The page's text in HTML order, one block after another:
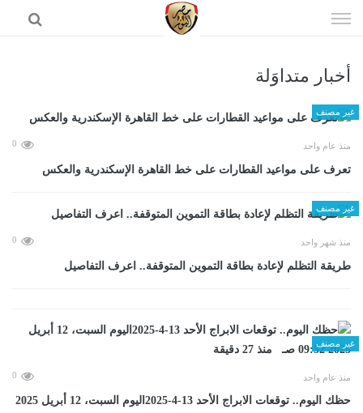
الى
أخبار متداوَلة
غير مصنف
منذ عام واحد 0
تعرف على مواعيد القطارات على خط القاهرة الإسكندرية والعكس
غير مصنف
منذ شهر واحد 0
طريقة التظلم لإعادة بطاقة التموين المتوقفة.. اعرف التفاصيل
غير مصنف
منذ عام واحد 0
حظك اليوم.. توقعات الابراج الأحد 13-4-2025اليوم السبت، 12 أبريل 2025